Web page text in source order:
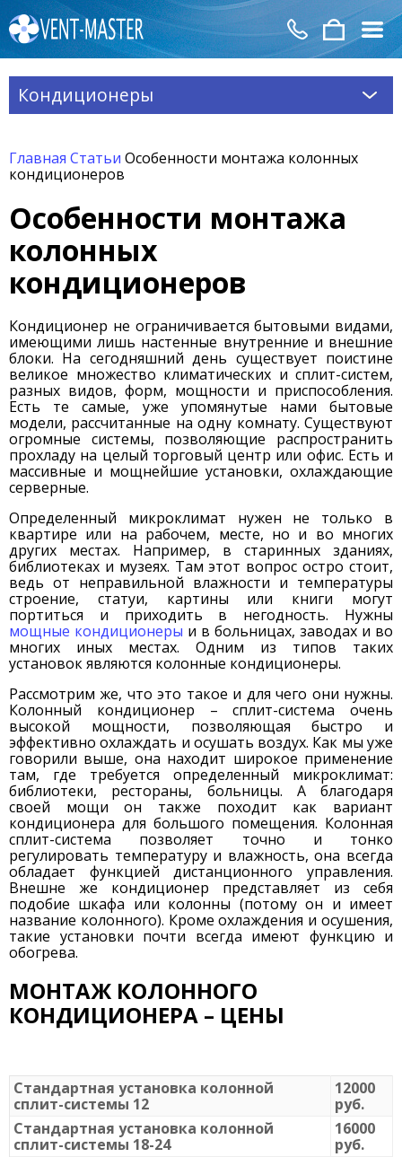
Главная Статьи Особенности монтажа колонных
кондиционеров
Особенности монтажа
колонных
кондиционеров
Кондиционер не ограничивается бытовыми видами,
имеющими лишь настенные внутренние и внешние
блоки. На сегодняшний день существует поистине
великое множество климатических и сплит-систем,
разных видов, форм, мощности и приспособления.
Есть те самые, уже упомянутые нами бытовые
модели, рассчитанные на одну комнату. Существуют
огромные системы, позволяющие распространить
прохладу на целый торговый центр или офис. Есть и
массивные и мощнейшие установки, охлаждающие
серверные.
Определенный микроклимат нужен не только в
квартире или на рабочем, месте, но и во многих
других местах. Например, в старинных зданиях,
библиотеках и музеях. Там этот вопрос остро стоит,
ведь от неправильной влажности и температуры
строение, статуи, картины или книги могут
портиться и приходить в негодность. Нужны
мощные кондиционеры и в больницах, заводах и во
многих иных местах. Одним из типов таких
установок являются колонные кондиционеры.
Рассмотрим же, что это такое и для чего они нужны.
Колонный кондиционер – сплит-система очень
высокой мощности, позволяющая быстро и
эффективно охлаждать и осушать воздух. Как мы уже
говорили выше, она находит широкое применение
там, где требуется определенный микроклимат:
библиотеки, рестораны, больницы. А благодаря
своей мощи он также походит как вариант
кондиционера для большого помещения. Колонная
сплит-система позволяет точно и тонко
регулировать температуру и влажность, она всегда
обладает функцией дистанционного управления.
Внешне же кондиционер представляет из себя
подобие шкафа или колонны (потому он и имеет
название колонного). Кроме охлаждения и осушения,
такие установки почти всегда имеют функцию и
обогрева.
МОНТАЖ КОЛОННОГО
КОНДИЦИОНЕРА – ЦЕНЫ
Стандартная установка колонной
сплит-системы 12
12000
руб.
Стандартная установка колонной
сплит-системы 18-24
16000
руб.
Кондиционеры